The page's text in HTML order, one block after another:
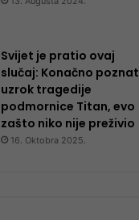
Svijet je pratio ovaj
slučaj: Konačno poznat
uzrok tragedije
podmornice Titan, evo
zašto niko nije preživio
16. Oktobra 2025.